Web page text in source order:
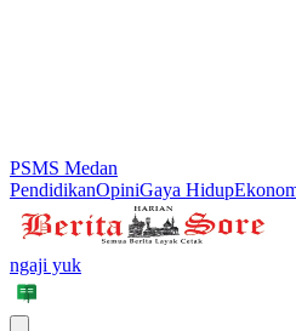
PSMS Medan
PendidikanOpiniGaya Hidup
ngaji yuk